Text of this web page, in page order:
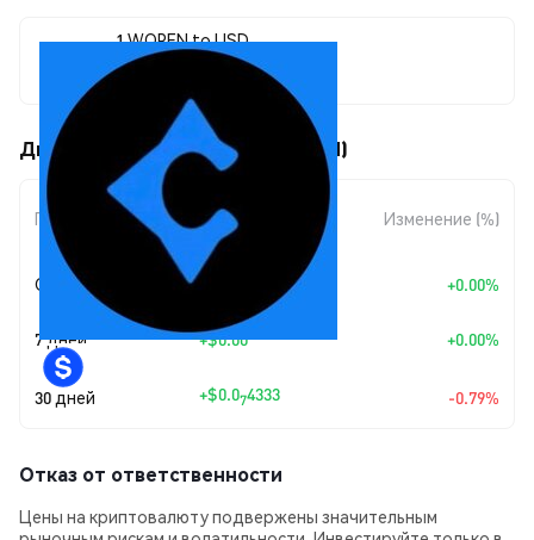
1 WOPEN to USD
Движения цены WOPEN (WOPEN)
Период
Изменение
суммы
Изменение (%)
Сегодня +0.00%
7 дней +$0.00 +0.00%
30 дней +$0.074333 -0.79%
Отказ от ответственности
Цены на криптовалюту подвержены значительным